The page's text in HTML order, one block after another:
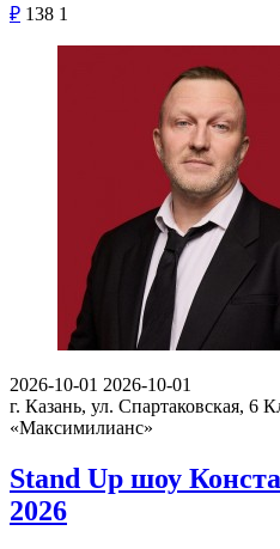
₽ 138 1
2026-10-01 2026-10-01
г. Казань, ул. Спартаковская, 6
«Максимилианс»
Stand Up шоу
2026